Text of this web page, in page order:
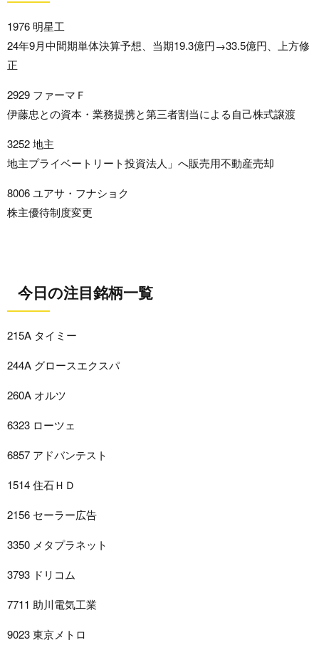
1976 明星工
24年9月中間期単体決算予想、当期19.3億円→33.5億円、上方修
正
2929 ファーマＦ
伊藤忠との資本・業務提携と第三者割当による自己株式譲渡
3252 地主
地主プライベートリート投資法人」へ販売用不動産売却
8006 ユアサ・フナショク
株主優待制度変更
今日の注目銘柄一覧
215A タイミー
244A グロースエクスパ
260A オルツ
6323 ローツェ
6857 アドバンテスト
1514 住石ＨＤ
2156 セーラー広告
3350 メタプラネット
3793 ドリコム
7711 助川電気工業
9023 東京メトロ